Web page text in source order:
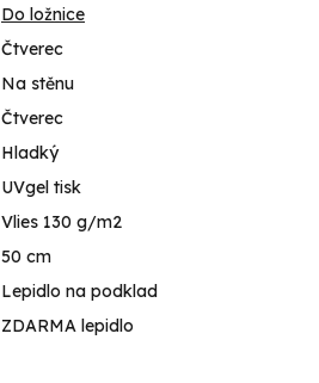
Do ložnice
Čtverec
Na stěnu
Čtverec
Hladký
UVgel tisk
Vlies 130 g/m2
50 cm
Lepidlo na podklad
ZDARMA lepidlo